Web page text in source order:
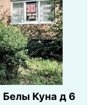
Куна д 6